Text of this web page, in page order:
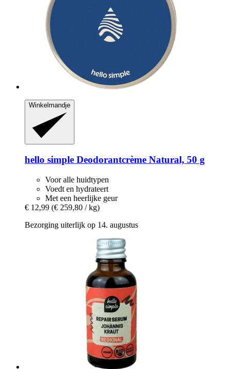
Winkelmandje
hello simple Deodorantcrème Natural, 50 g
Voor alle huidtypen
Voedt en hydrateert
Met een heerlijke geur
€ 12,99 (€ 259,80 / kg)
Bezorging uiterlijk op 14. augustus